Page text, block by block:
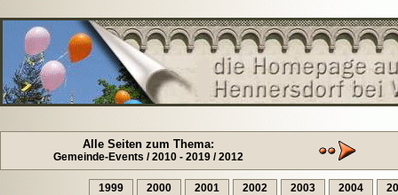
Alle Seiten zum Thema:
Gemeinde-Events / 2010 - 2019 / 2012
1999 2000 2001 2002 2003 2004